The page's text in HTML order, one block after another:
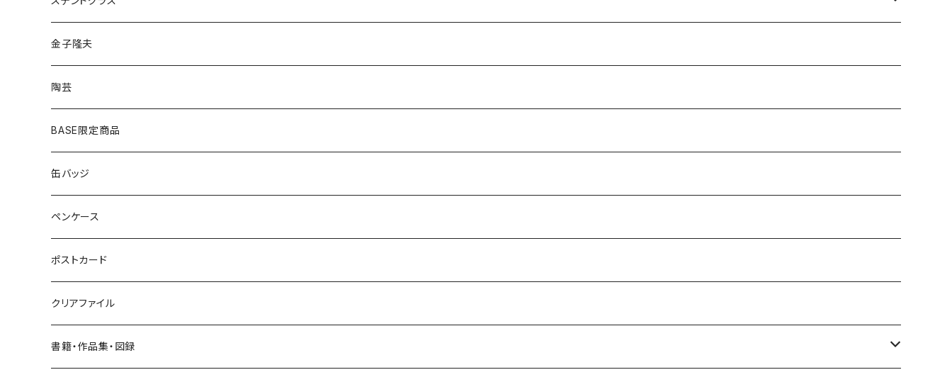
シルバー
ゴールド
シルバー
ピアス
イヤリング
ヘアゴム
ポニーフック
ブローチ
アクセサリー
イヤリング
ピアス
雑貨・小物
金子隆夫
陶芸
BASE限定商品
缶バッジ
ペンケース
ポストカード
クリアファイル
書籍・作品集・図録